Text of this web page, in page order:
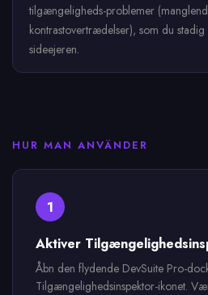
tilgængeligheds-problemer
kontrastovertrædelser), som du
sideejeren.
HUR MAN ANVÄNDER
1
Aktiver
Åbn den flydende DevSuite Pro-
Tilgængelighedsinspektor-ikonet.